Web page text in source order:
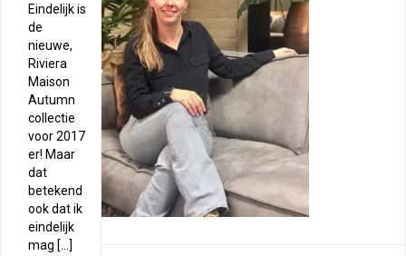
Eindelijk is
de
nieuwe,
Riviera
Maison
Autumn
collectie
voor 2017
er! Maar
dat
betekend
ook dat ik
eindelijk
mag […]